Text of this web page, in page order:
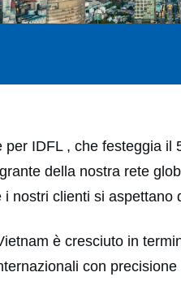
IDFL , che festeggia
della nostra rete
nostri clienti si aspettano
è cresciuto in
con